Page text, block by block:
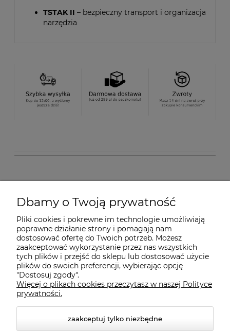
TSTAK II – bezpieczny transport i organizacja
narzędzia
O nas
Dostawa i płatności
Pomoc
Gwarancja i Serwis
Dbamy o Twoją prywatność
Pliki cookies i pokrewne im technologie umożliwiają
poprawne działanie strony i pomagają nam
dostosować ofertę do Twoich potrzeb. Możesz
zaakceptować wykorzystanie przez nas wszystkich
tych plików i przejść do sklepu lub dostosować użycie
plików do swoich preferencji, wybierając opcję
"Dostosuj zgody".
Więcej o plikach cookies przeczytasz w naszej Polityce
prywatności.
zaakceptuj tylko niezbędne